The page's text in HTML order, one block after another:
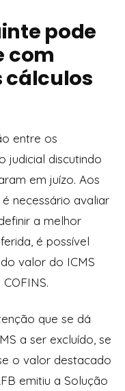
pode
com
cálculos
entre os
judicial discutindo
em juízo. Aos
necessário avaliar
a melhor
é possível
valor do ICMS
que se dá
a ser excluído, se
o valor destacado
emitiu a Solução